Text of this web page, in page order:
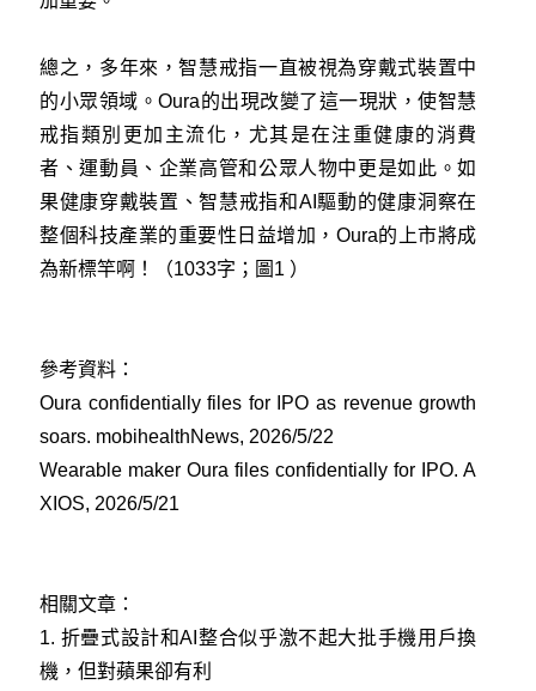
總之，多年來，智慧戒指一直被視為穿戴式裝置中
的小眾領域。Oura的出現改變了這一現狀，使智慧
戒指類別更加主流化，尤其是在注重健康的消費
者、運動員、企業高管和公眾人物中更是如此。如
果健康穿戴裝置、智慧戒指和AI驅動的健康洞察在
整個科技產業的重要性日益增加，Oura的上市將成
為新標竿啊！（1033字；圖1 ）
參考資料：
Oura confidentially files for IPO as revenue growth
soars. mobihealthNews, 2026/5/22
Wearable maker Oura files confidentially for IPO. A
XIOS, 2026/5/21
相關文章：
1. 折疊式設計和AI整合似乎激不起大批手機用戶換
機，但對蘋果卻有利